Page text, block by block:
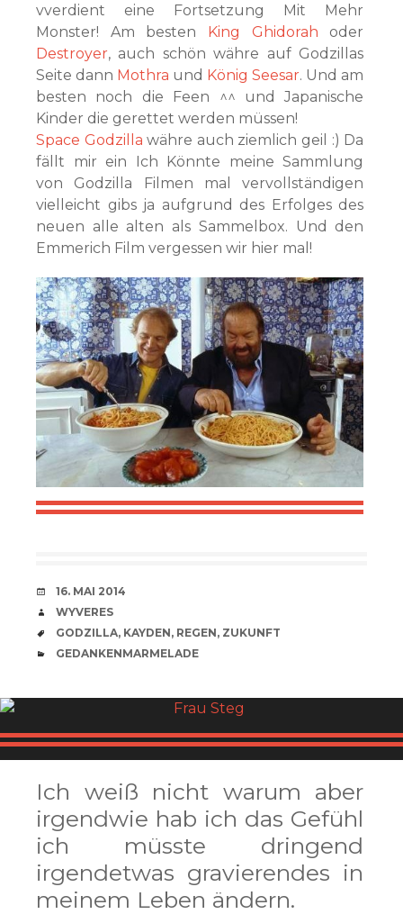
vverdient eine Fortsetzung Mit Mehr
Monster! Am besten King Ghidorah oder
Destroyer, auch schön währe auf Godzillas
Seite dann Mothra und König Seesar. Und am
besten noch die Feen ^^ und Japanische
Kinder die gerettet werden müssen!
Space Godzilla währe auch ziemlich geil :) Da
fällt mir ein Ich Könnte meine Sammlung
von Godzilla Filmen mal vervollständigen
vielleicht gibs ja aufgrund des Erfolges des
neuen alle alten als Sammelbox. Und den
Emmerich Film vergessen wir hier mal!
VERABREDUNG
16. MAI 2014
VERFASSER
WYVERES
SCHLAGWÖRTER
GODZILLA, KAYDEN, REGEN, ZUKUNFT
CATEGORIES
GEDANKENMARMELADE
Ich weiß nicht warum aber
irgendwie hab ich das Gefühl
ich müsste dringend
irgendetwas gravierendes in
meinem Leben ändern.